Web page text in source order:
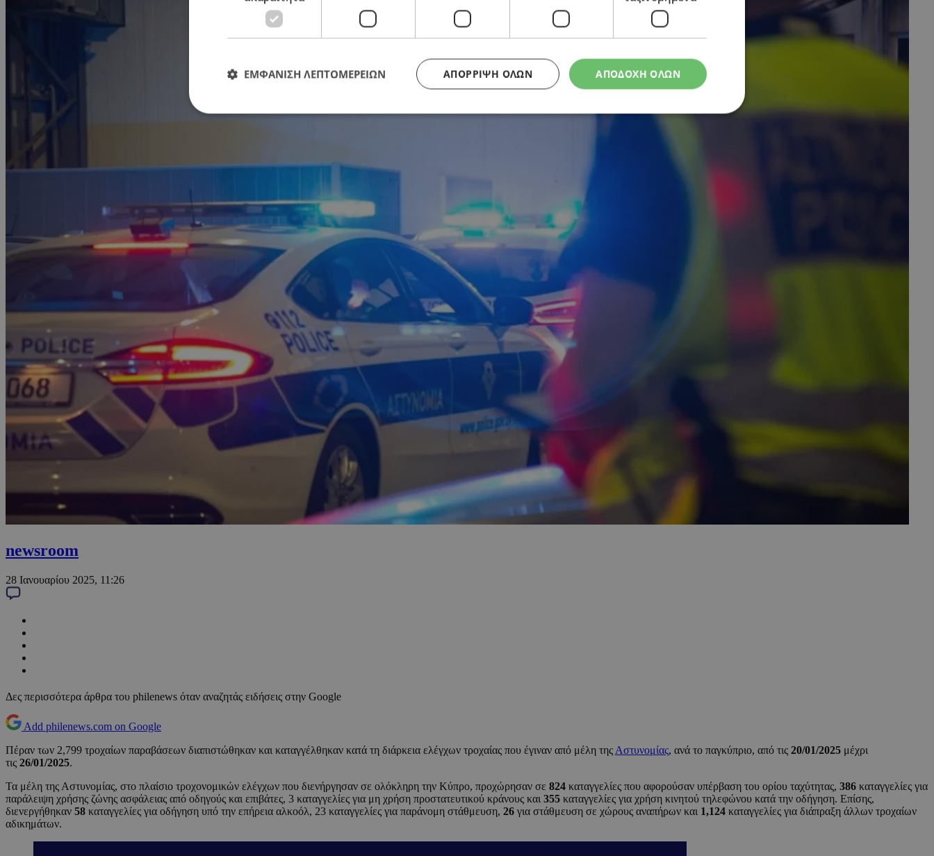
newsroom
28 Ιανουαρίου 2025, 11:26
Δες περισσότερα άρθρα του philenews όταν αναζητάς ειδήσεις στην Google
Add philenews.com on Google
Πέραν των 2,799 τροχαίων παραβάσεων διαπιστώθηκαν και καταγγέλθηκαν κατά τη διάρκεια ελέγχων τροχαίας που έγιναν από μέλη της Αστυνομίας, ανά το παγκύπριο, από τις 20/01/2025 μέχρι
τις 26/01/2025.
Τα μέλη της Αστυνομίας, στο πλαίσιο τροχονομικών ελέγχων που διενήργησαν σε ολόκληρη την Κύπρο, προχώρησαν σε 824 καταγγελίες που αφορούσαν υπέρβαση του ορίου ταχύτητας, 386 καταγγελίες για
παράλειψη χρήσης ζώνης ασφάλειας από οδηγούς και επιβάτες, 3 καταγγελίες για μη χρήση προστατευτικού κράνους και 355 καταγγελίες για χρήση κινητού τηλεφώνου κατά την οδήγηση. Επίσης,
διενεργήθηκαν 58 καταγγελίες για οδήγηση υπό την επήρεια αλκοόλ, 23 καταγγελίες για παράνομη στάθμευση, 26 για στάθμευση σε χώρους αναπήρων και 1,124 καταγγελίες για διάπραξη άλλων τροχαίων
αδικημάτων.
ΑΠΟΔΟΧΗ ΟΛΩΝ
ΑΠΌΡΡΙΨΗ ΌΛΩΝ
ΕΜΦΑΝΙΣΗ ΛΕΠΤΟΜΕΡΕΙΩΝ